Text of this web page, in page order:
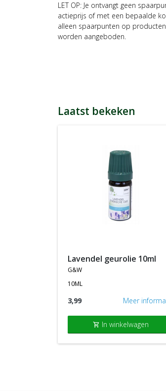
LET OP: Je ontvangt geen
actieprijs of met een bepaalde
alleen spaarpunten op
worden aangeboden.
Laatst bekeken
lavendel geurolie 10ml
g&w
10ML
3,99 Meer
shopping_cart In winkelwagen